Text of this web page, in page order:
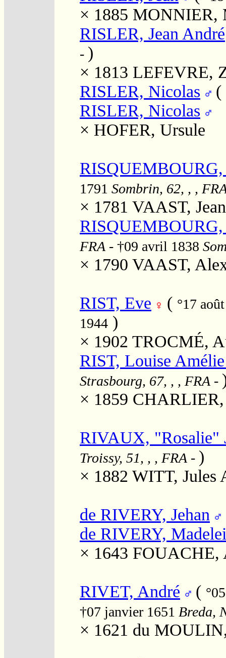
× 1885 MONNIER,
RISLER, Jean André
- )
× 1813 LEFEVRE,
RISLER, Nicolas
(
RISLER, Nicolas
× HOFER, Ursule
1791 Sombrin, 62, , ,
× 1781 VAAST,
RISQUEMBOURG,
FRA - †09 avril 1838
× 1790 VAAST,
RIST, Eve ( °17
1944 )
× 1902 TROCMÉ,
RIST, Louise
Strasbourg, 67, , , FRA -
× 1859 CHARLIER,
RIVAUX, "Rosalie"
Troissy, 51, , , FRA - )
× 1882 WITT, Jules
de RIVERY, Jehan
de RIVERY,
× 1643 FOUACHE,
RIVET, André (
†07 janvier 1651 Breda,
× 1621 du